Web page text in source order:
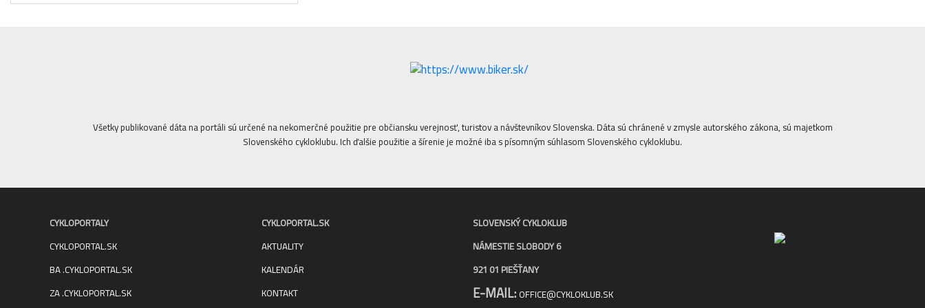
Všetky publikované dáta na portáli sú určené na nekomerčné použitie pre občiansku verejnosť, turistov a návštevníkov Slovenska. Dáta sú chránené v zmysle autorského zákona, sú majetkom
Slovenského cykloklubu. Ich ďalšie použitie a šírenie je možné iba s písomným súhlasom Slovenského cykloklubu.
CYKLOPORTALY
CYKLOPORTAL.SK
BA .CYKLOPORTAL.SK
ZA .CYKLOPORTAL.SK
CYKLOPORTAL.SK
AKTUALITY
KALENDÁR
KONTAKT
SLOVENSKÝ CYKLOKLUB
NÁMESTIE SLOBODY 6
921 01 PIEŠŤANY
E-MAIL: OFFICE@CYKLOKLUB.SK